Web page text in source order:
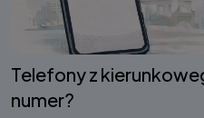
Telefony z
numer?